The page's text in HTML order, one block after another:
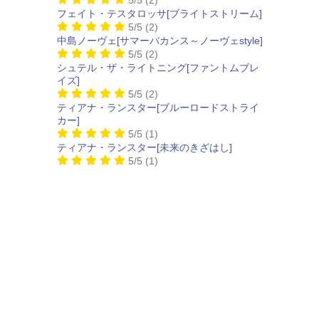
フェイト・テスタロッサ[ブライトストリーム]
5/5 (2)
中島ノーヴェ[サマーバカンス～ノーヴェstyle]
5/5 (2)
シュテル・ザ・ライトニング[ファントムブレ
イズ]
5/5 (2)
ティアナ・ランスター[ブルーロードストライ
カー]
5/5 (1)
ティアナ・ランスター[未来のきざはし]
5/5 (1)